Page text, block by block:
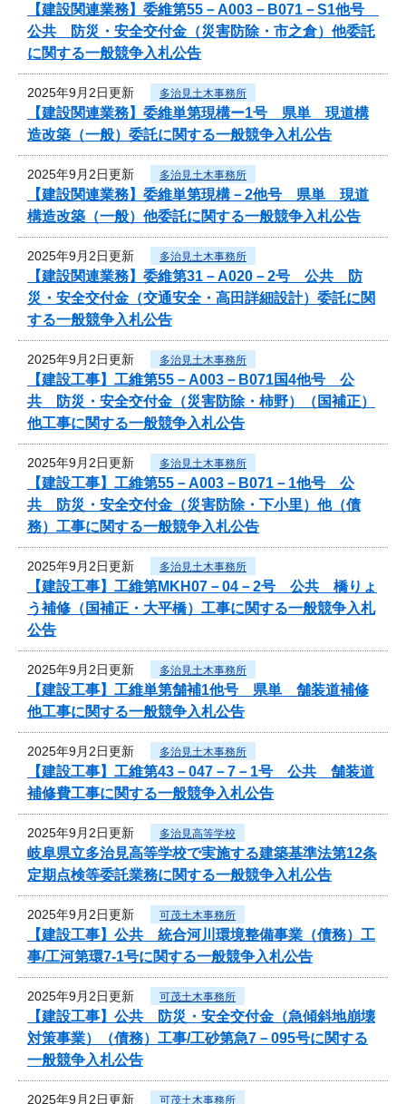
【建設関連業務】委維第55－A003－B071－S1他号
公共 防災・安全交付金（災害防除・市之倉）他委託
に関する一般競争入札公告
2025年9月2日更新 多治見土木事務所
【建設関連業務】委維単第現構ー1号 県単 現道構
造改築（一般）委託に関する一般競争入札公告
2025年9月2日更新 多治見土木事務所
【建設関連業務】委維単第現構－2他号 県単 現道
構造改築（一般）他委託に関する一般競争入札公告
2025年9月2日更新 多治見土木事務所
【建設関連業務】委維第31－A020－2号 公共 防
災・安全交付金（交通安全・高田詳細設計）委託に関
する一般競争入札公告
2025年9月2日更新 多治見土木事務所
【建設工事】工維第55－A003－B071国4他号 公
共 防災・安全交付金（災害防除・柿野）（国補正）
他工事に関する一般競争入札公告
2025年9月2日更新 多治見土木事務所
【建設工事】工維第55－A003－B071－1他号 公
共 防災・安全交付金（災害防除・下小里）他（債
務）工事に関する一般競争入札公告
2025年9月2日更新 多治見土木事務所
【建設工事】工維第MKH07－04－2号 公共 橋りょ
う補修（国補正・大平橋）工事に関する一般競争入札
公告
2025年9月2日更新 多治見土木事務所
【建設工事】工維単第舗補1他号 県単 舗装道補修
他工事に関する一般競争入札公告
2025年9月2日更新 多治見土木事務所
【建設工事】工維第43－047－7－1号 公共 舗装道
補修費工事に関する一般競争入札公告
2025年9月2日更新 多治見高等学校
岐阜県立多治見高等学校で実施する建築基準法第12条
定期点検等委託業務に関する一般競争入札公告
2025年9月2日更新 可茂土木事務所
【建設工事】公共 統合河川環境整備事業（債務）工
事/工河第環7-1号に関する一般競争入札公告
2025年9月2日更新 可茂土木事務所
【建設工事】公共 防災・安全交付金（急傾斜地崩壊
対策事業）（債務）工事/工砂第急7－095号に関する
一般競争入札公告
2025年9月2日更新 可茂土木事務所